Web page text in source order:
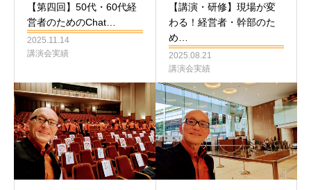
【第四回】50代・60代経
営者のためのChat…
2025.11.14
講演会実績
【講演・研修】現場が変
わる！経営者・幹部のた
め…
2025.08.21
講演会実績